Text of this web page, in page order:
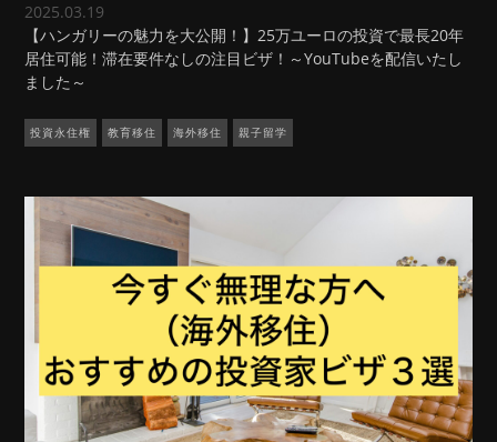
2025.03.19
【ハンガリーの魅力を大公開！】25万ユーロの投資で最長20年
居住可能！滞在要件なしの注目ビザ！～YouTubeを配信いたし
ました～
投資永住権 教育移住 海外移住 親子留学